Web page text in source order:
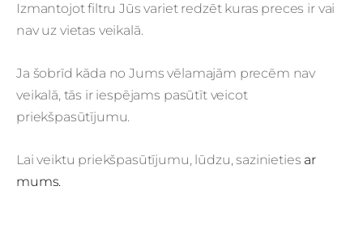
Izmantojot filtru Jūs variet redzēt kuras preces ir vai
nav uz vietas veikalā.
Ja šobrīd kāda no Jums vēlamajām precēm nav
veikalā, tās ir iespējams pasūtīt veicot
priekšpasūtījumu.
Lai veiktu priekšpasūtījumu, lūdzu, sazinieties ar
mums.